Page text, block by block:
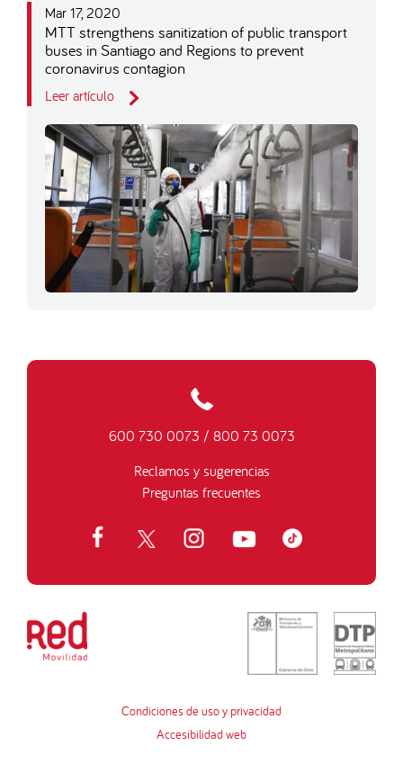
Mar 17, 2020
MTT strengthens sanitization of public transport
buses in Santiago and Regions to prevent
coronavirus contagion
Leer artículo
600 730 0073 / 800 73 0073
Reclamos y sugerencias
Preguntas frecuentes
Condiciones de uso y privacidad
Accesibilidad web